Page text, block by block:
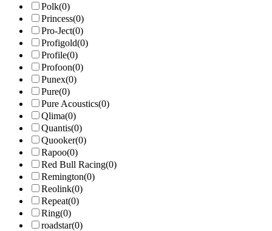
Polk(0)
Princess(0)
Pro-Ject(0)
Profigold(0)
Profile(0)
Profoon(0)
Punex(0)
Pure(0)
Pure Acoustics(0)
Qlima(0)
Quantis(0)
Quooker(0)
Rapoo(0)
Red Bull Racing(0)
Remington(0)
Reolink(0)
Repeat(0)
Ring(0)
roadstar(0)